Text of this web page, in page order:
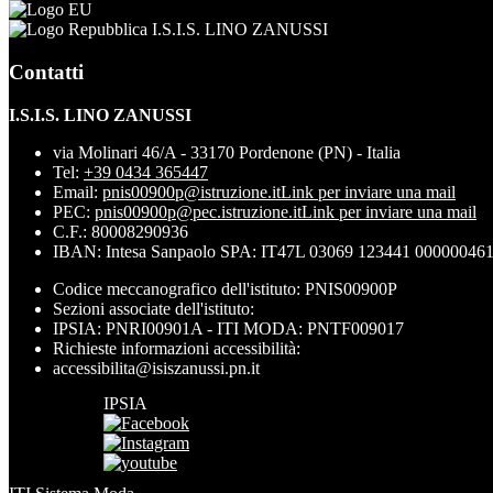
I.S.I.S. LINO ZANUSSI
Contatti
I.S.I.S. LINO ZANUSSI
via Molinari 46/A - 33170 Pordenone (PN) - Italia
Tel: +39 0434 365447
Email: pnis00900p@istruzione.itLink per inviare una mail
PEC: pnis00900p@pec.istruzione.itLink per inviare una mail
C.F.: 80008290936
IBAN: Intesa Sanpaolo SPA: IT47L 03069 123441
Codice meccanografico dell'istituto: PNIS00900P
Sezioni associate dell'istituto:
IPSIA: PNRI00901A - ITI MODA: PNTF009017
Richieste informazioni accessibilità:
accessibilita@isiszanussi.pn.it
IPSIA